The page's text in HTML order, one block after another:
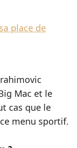
place de
Mac et le
cas que le
menu sportif.